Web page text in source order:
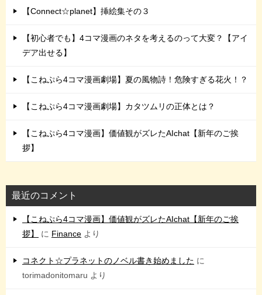
【Connect☆planet】挿絵集その３
【初心者でも】4コマ漫画のネタを考えるのって大変？【アイ
デア出せる】
【こねぷら4コマ漫画劇場】夏の風物詩！危険すぎる花火！？
【こねぷら4コマ漫画劇場】カタツムリの正体とは？
【こねぷら4コマ漫画】価値観がズレたAIchat【新年のご挨
拶】
最近のコメント
【こねぷら4コマ漫画】価値観がズレたAIchat【新年のご挨
拶】
に Finance より
コネクト☆プラネットのノベル書き始めました に
torimadonitomaru より